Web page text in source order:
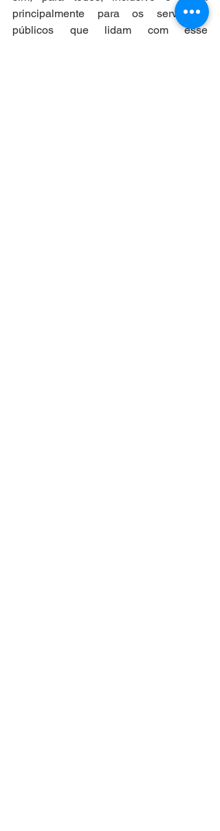
principalmente para os servidores
públicos que lidam com esse